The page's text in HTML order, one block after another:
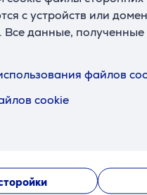
с устройств или
Все данные,
файлов
cookie
темпа для
дистанции.
достичь
встроенное